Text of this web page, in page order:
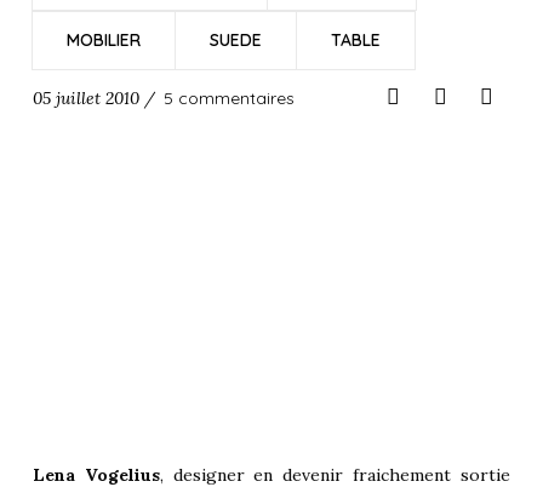
MOBILIER SUEDE TABLE
05 juillet 2010 / 5 commentaires
Lena Vogelius, designer en devenir fraichement sortie